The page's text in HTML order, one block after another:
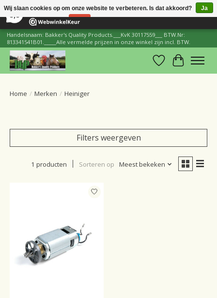
206 Reviews ×
Handelsnaam: Bakker's Quality Products.___KvK 30117559___ BTW.Nr:
813341541B01._____Alle vermelde prijzen in onze winkel zijn incl. BTW.
Verlanglijst
Home / Merken / Heiniger
Filters weergeven
1 producten Sorteren op Meest bekeken
Wij slaan cookies op om onze website te verbeteren. Is dat akkoord?
Ja
Nee